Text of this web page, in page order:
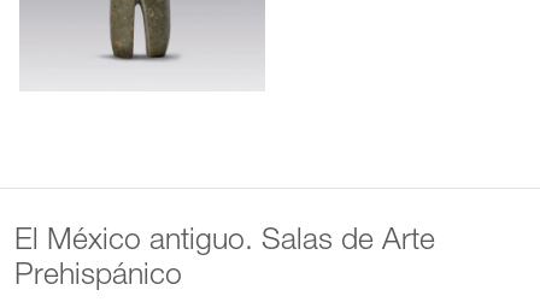
El México antiguo. Salas de Arte
Prehispánico